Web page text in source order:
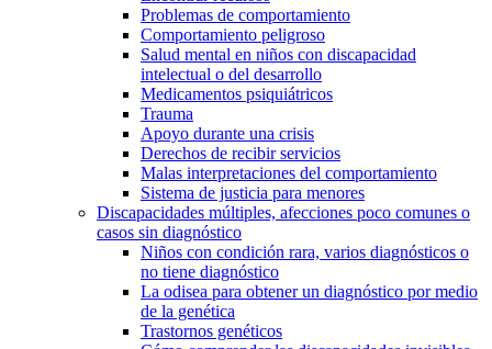
Problemas de comportamiento
Comportamiento peligroso
Salud mental en niños con discapacidad
intelectual o del desarrollo
Medicamentos psiquiátricos
Trauma
Apoyo durante una crisis
Derechos de recibir servicios
Malas interpretaciones del comportamiento
Sistema de justicia para menores
Discapacidades múltiples, afecciones poco comunes o
casos sin diagnóstico
Niños con condición rara, varios diagnósticos o
no tiene diagnóstico
La odisea para obtener un diagnóstico por medio
de la genética
Trastornos genéticos